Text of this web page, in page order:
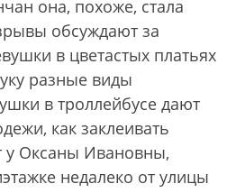
она, похоже, стала
обсуждают за
в цветастых платьях
разные виды
в троллейбусе дают
как заклеивать
у Оксаны Ивановны,
недалеко от улицы